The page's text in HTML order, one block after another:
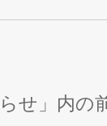
せ」内の